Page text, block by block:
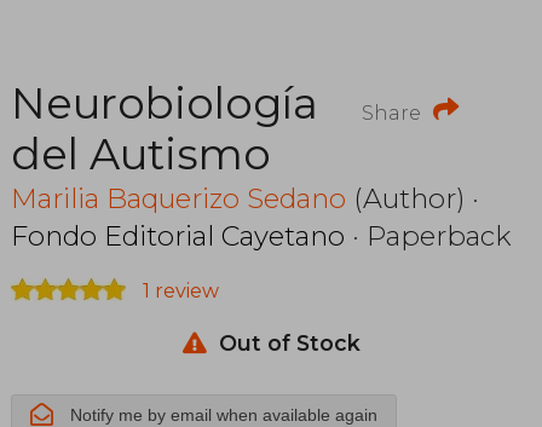
Share
Neurobiología
del Autismo
Marilia Baquerizo Sedano (Author) ·
Fondo Editorial Cayetano · Paperback
1 review
Out of Stock
Notify me by email when available again